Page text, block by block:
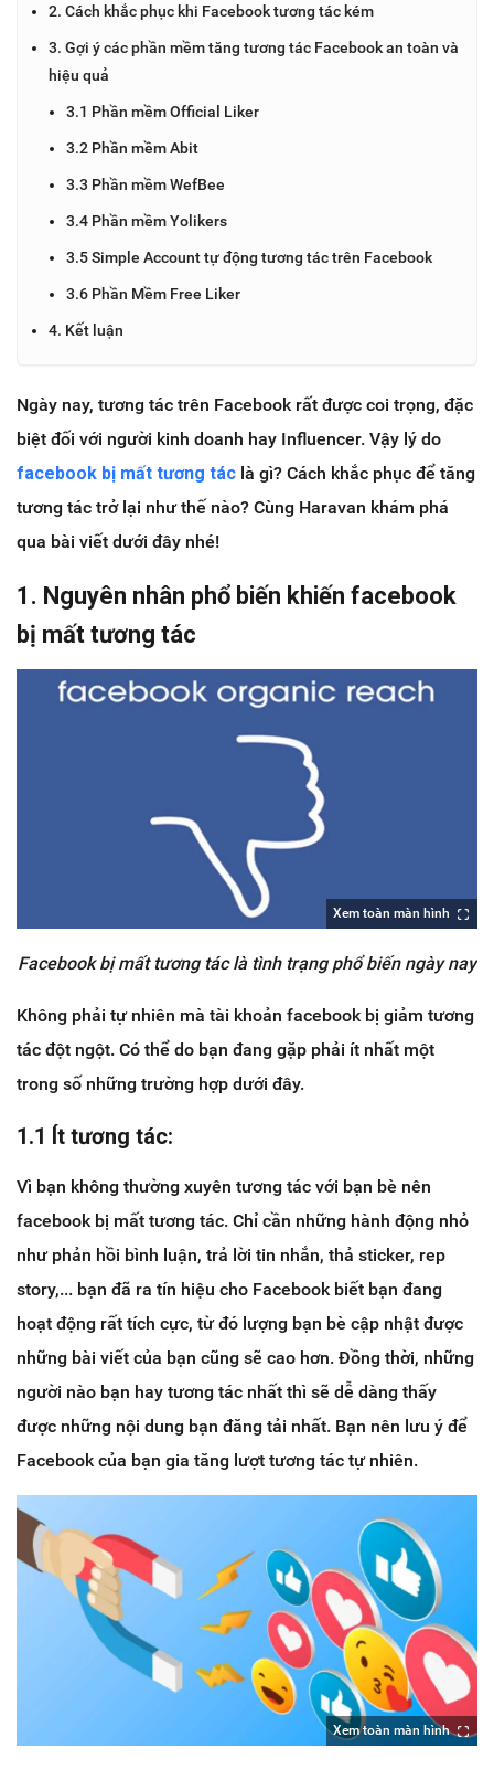
2. Cách khắc phục khi Facebook tương tác kém
3. Gợi ý các phần mềm tăng tương tác Facebook an toàn và
hiệu quả
3.1 Phần mềm Official Liker
3.2 Phần mềm Abit
3.3 Phần mềm WefBee
3.4 Phần mềm Yolikers
3.5 Simple Account tự động tương tác trên Facebook
3.6 Phần Mềm Free Liker
4. Kết luận
Ngày nay, tương tác trên Facebook rất được coi trọng, đặc
biệt đối với người kinh doanh hay Influencer. Vậy lý do
facebook bị mất tương tác là gì? Cách khắc phục để tăng
tương tác trở lại như thế nào? Cùng Haravan khám phá
qua bài viết dưới đây nhé!
1. Nguyên nhân phổ biến khiến facebook
bị mất tương tác
Xem toàn màn hình
Facebook bị mất tương tác là tình trạng phổ biến ngày nay
Không phải tự nhiên mà tài khoản facebook bị giảm tương
tác đột ngột. Có thể do bạn đang gặp phải ít nhất một
trong số những trường hợp dưới đây.
1.1 Ít tương tác:
Vì bạn không thường xuyên tương tác với bạn bè nên
facebook bị mất tương tác. Chỉ cần những hành động nhỏ
như phản hồi bình luận, trả lời tin nhắn, thả sticker, rep
story,... bạn đã ra tín hiệu cho Facebook biết bạn đang
hoạt động rất tích cực, từ đó lượng bạn bè cập nhật được
những bài viết của bạn cũng sẽ cao hơn. Đồng thời, những
người nào bạn hay tương tác nhất thì sẽ dễ dàng thấy
được những nội dung bạn đăng tải nhất. Bạn nên lưu ý để
Facebook của bạn gia tăng lượt tương tác tự nhiên.
Xem toàn màn hình